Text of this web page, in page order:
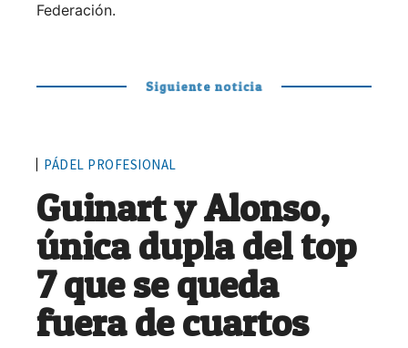
Federación.
Siguiente noticia
PÁDEL PROFESIONAL
Guinart y Alonso,
única dupla del top
7 que se queda
fuera de cuartos